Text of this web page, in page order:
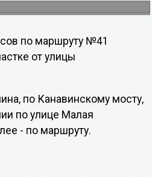
по маршруту №41
от улицы
по Канавинскому мосту,
по улице Малая
- по маршруту.